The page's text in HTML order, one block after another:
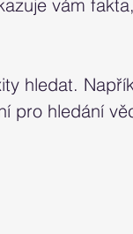
vám
hledat.
pro hledání